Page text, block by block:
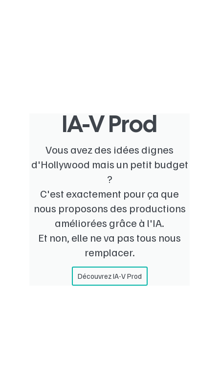
IA-V Prod
Vous avez des idées dignes
d'Hollywood mais un petit budget
?
C'est exactement pour ça que
nous proposons des productions
améliorées grâce à l'IA.
Et non, elle ne va pas tous nous
remplacer.
Découvrez IA-V Prod